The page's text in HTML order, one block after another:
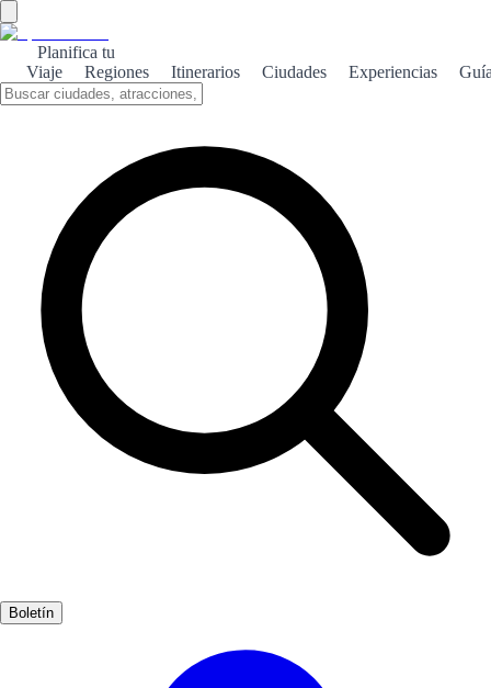
Planifica tu
Viaje
Regiones Itinerarios Ciudades Experiencias
Boletín
←Herramientas
¿Qué ciudad es para ti?
Quiz corto para encontrar tu destino ideal en España.
¿Qué ambiente buscas?
Playa Montaña